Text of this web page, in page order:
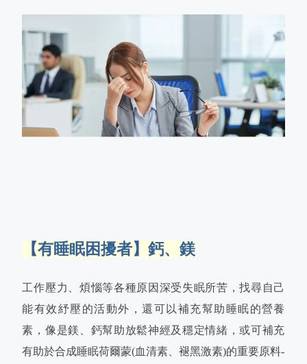
【有睡眠困擾者】鈣、鎂
工作壓力、煩惱等各種原因深受失眠所苦，找尋自己
能有效紓壓的活動外，還可以補充幫助睡眠的營養
素，像是鎂、鈣幫助放鬆神經及穩定情緒，或可補充
有助於合成睡眠荷爾蒙(血清素、褪黑激素)的重要原料-